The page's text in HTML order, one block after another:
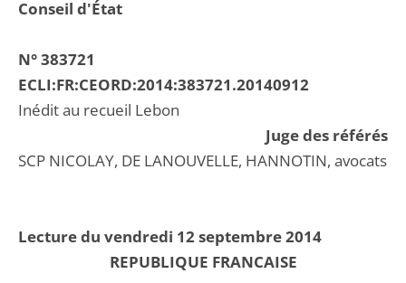
Conseil d'État
N° 383721
ECLI:FR:CEORD:2014:383721.20140912
Inédit au recueil Lebon
Juge des référés
SCP NICOLAY, DE LANOUVELLE, HANNOTIN, avocats
Lecture du vendredi 12 septembre 2014
REPUBLIQUE FRANCAISE